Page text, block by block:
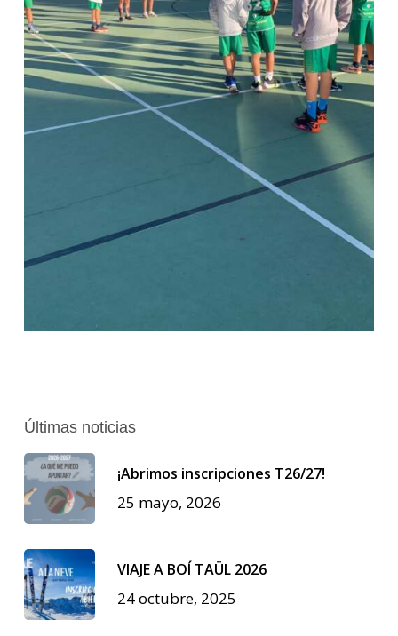
Últimas noticias
¡Abrimos inscripciones T26/27!
25 mayo, 2026
VIAJE A BOÍ TAÜL 2026
24 octubre, 2025